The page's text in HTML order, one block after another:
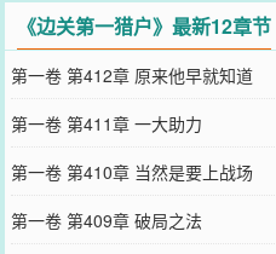
您要是觉得《 边关第一猎户 》还不
微信里的朋友推荐哦！
《边关第一猎户》最新12章节
第一卷 第412章 原来他早就知道
第一卷 第411章 一大助力
第一卷 第410章 当然是要上战场
第一卷 第409章 破局之法